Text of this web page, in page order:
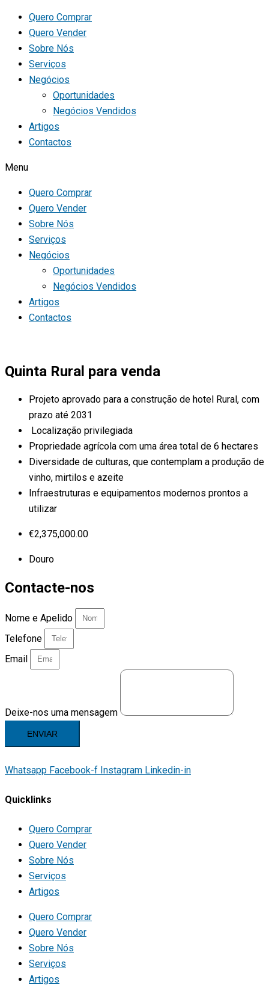
Quero Comprar
Quero Vender
Sobre Nós
Serviços
Negócios
Oportunidades
Negócios Vendidos
Artigos
Contactos
Menu
Quero Comprar
Quero Vender
Sobre Nós
Serviços
Negócios
Oportunidades
Negócios Vendidos
Artigos
Contactos
Quinta Rural para venda
Projeto aprovado para a construção de hotel Rural, com
prazo até 2031
Localização privilegiada
Propriedade agrícola com uma área total de 6 hectares
Diversidade de culturas, que contemplam a produção de
vinho, mirtilos e azeite
Infraestruturas e equipamentos modernos prontos a
utilizar
€2,375,000.00
Douro
Contacte-nos
Nome e Apelido
Telefone
Email
Deixe-nos uma mensagem
ENVIAR
Whatsapp Facebook-f Instagram Linkedin-in
Quicklinks
Quero Comprar
Quero Vender
Sobre Nós
Serviços
Artigos
Quero Comprar
Quero Vender
Sobre Nós
Serviços
Artigos